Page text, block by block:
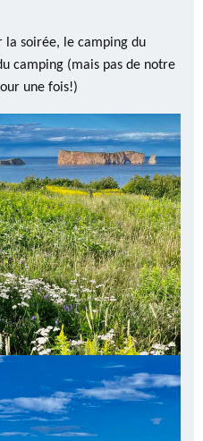
soirée, le camping du
camping (mais pas de notre
une fois!)